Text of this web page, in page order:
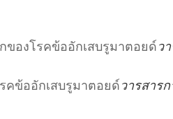
ของโรคข้ออักเสบรูมาตอยด์ ว
คข้ออักเสบรูมาตอยด์ วารสาร